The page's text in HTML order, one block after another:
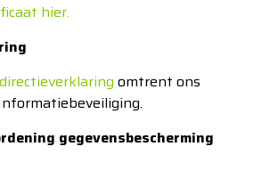
hier.
directieverklaring omtrent ons
gegevensbescherming